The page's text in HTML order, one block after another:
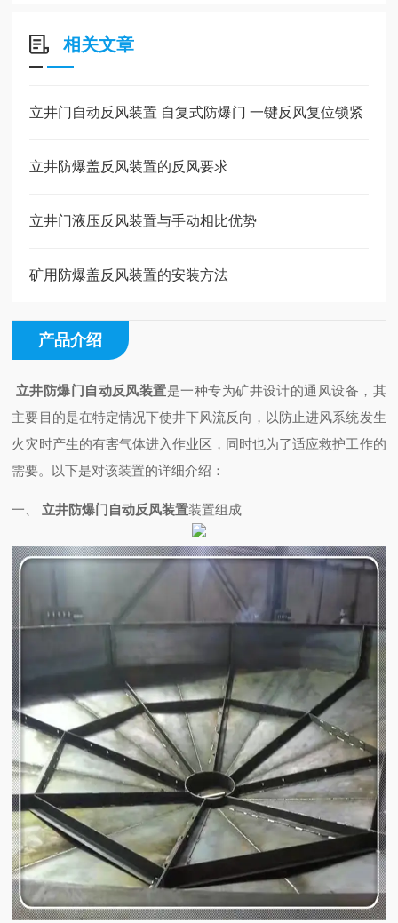
相关文章
立井门自动反风装置 自复式防爆门 一键反风复位锁紧
立井防爆盖反风装置的反风要求
立井门液压反风装置与手动相比优势
矿用防爆盖反风装置的安装方法
产品介绍
立井防爆门自动反风装置是一种专为矿井设计的通风设备，其
主要目的是在特定情况下使井下风流反向，以防止进风系统发生
火灾时产生的有害气体进入作业区，同时也为了适应救护工作的
需要。以下是对该装置的详细介绍：
一、 立井防爆门自动反风装置装置组成